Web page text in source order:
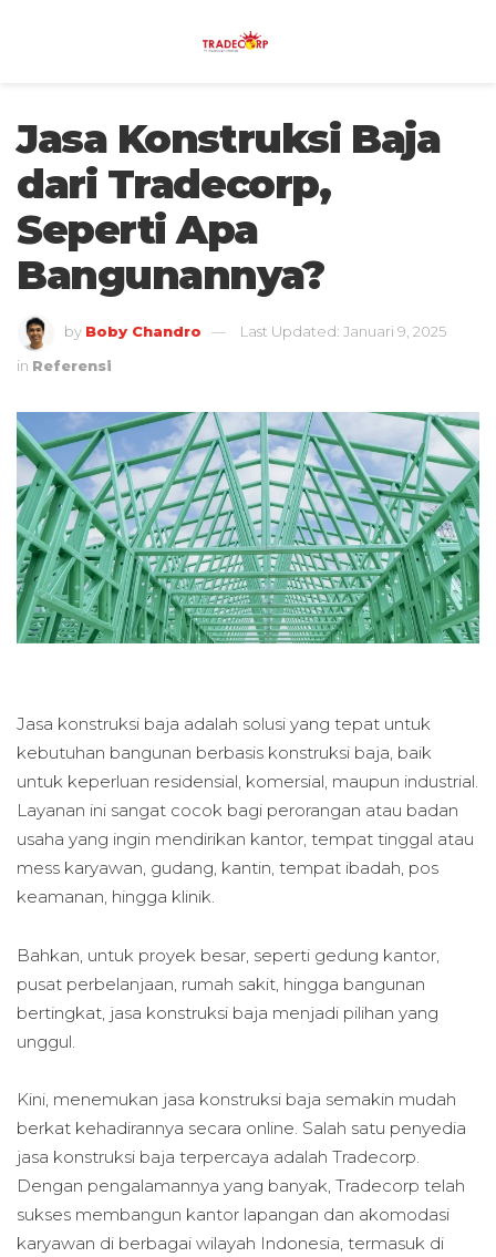
Jasa Konstruksi Baja
dari Tradecorp,
Seperti Apa
Bangunannya?
by Boby Chandro
Last Updated: Januari 9, 2025
in Referensi
Jasa konstruksi baja adalah solusi yang tepat untuk
kebutuhan bangunan berbasis konstruksi baja, baik
untuk keperluan residensial, komersial, maupun industrial.
Layanan ini sangat cocok bagi perorangan atau badan
usaha yang ingin mendirikan kantor, tempat tinggal atau
mess karyawan, gudang, kantin, tempat ibadah, pos
keamanan, hingga klinik.
Bahkan, untuk proyek besar, seperti gedung kantor,
pusat perbelanjaan, rumah sakit, hingga bangunan
bertingkat, jasa konstruksi baja menjadi pilihan yang
unggul.
Kini, menemukan jasa konstruksi baja semakin mudah
berkat kehadirannya secara online. Salah satu penyedia
jasa konstruksi baja terpercaya adalah Tradecorp.
Dengan pengalamannya yang banyak, Tradecorp telah
sukses membangun kantor lapangan dan akomodasi
karyawan di berbagai wilayah Indonesia, termasuk di